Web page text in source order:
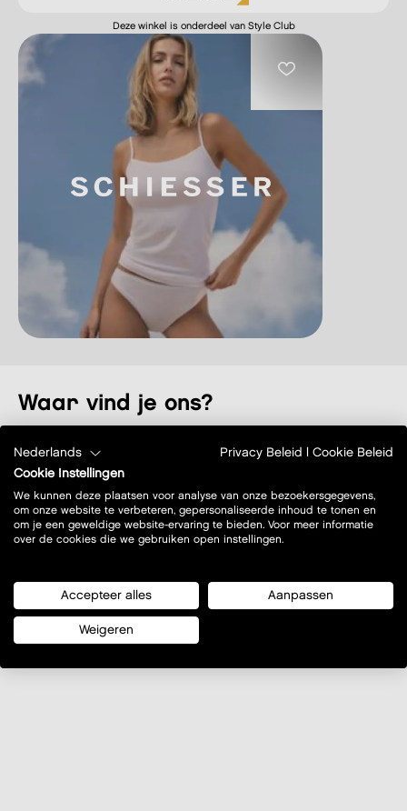
Deze winkel is onderdeel van Style Club
Waar vind je ons?
Nederlands Privacy Beleid
Cookie Beleid
Cookie Instellingen
We kunnen deze plaatsen voor analyse van onze bezoekersgegevens,
om onze website te verbeteren, gepersonaliseerde inhoud te tonen en
om je een geweldige website-ervaring te bieden. Voor meer informatie
over de cookies die we gebruiken open instellingen.
Accepteer alles Aanpassen
Weigeren